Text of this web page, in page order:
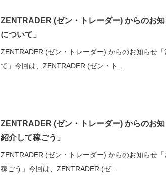
ZENTRADER (ゼン・トレーダー) からのお
について」
ZENTRADER (ゼン・トレーダー) からのお知らせ
て」今回は、ZENTRADER (ゼン・ト…
ZENTRADER (ゼン・トレーダー) からのお
紹介して稼ごう」
ZENTRADER (ゼン・トレーダー) からのお知らせ
稼ごう」今回は、ZENTRADER (ゼ…